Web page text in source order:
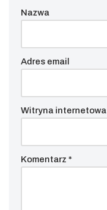
Nazwa
Adres email
Witryna internetowa
Komentarz *